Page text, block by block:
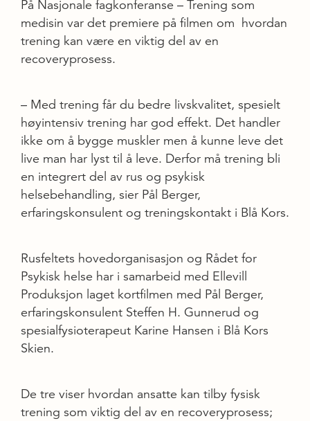
På Nasjonale fagkonferanse – Trening som
medisin var det premiere på filmen om hvordan
trening kan være en viktig del av en
recoveryprosess.
– Med trening får du bedre livskvalitet, spesielt
høyintensiv trening har god effekt. Det handler
ikke om å bygge muskler men å kunne leve det
live man har lyst til å leve. Derfor må trening bli
en integrert del av rus og psykisk
helsebehandling, sier Pål Berger,
erfaringskonsulent og treningskontakt i Blå Kors.
Rusfeltets hovedorganisasjon og Rådet for
Psykisk helse har i samarbeid med Ellevill
Produksjon laget kortfilmen med Pål Berger,
erfaringskonsulent Steffen H. Gunnerud og
spesialfysioterapeut Karine Hansen i Blå Kors
Skien.
De tre viser hvordan ansatte kan tilby fysisk
trening som viktig del av en recoveryprosess;